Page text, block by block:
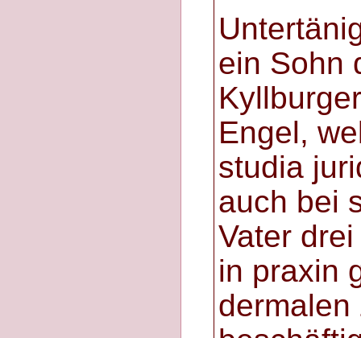
ein Sohn
Engel,
studia
auch bei
Vater
in praxin
dermalen